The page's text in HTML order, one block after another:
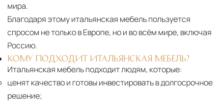
мира.
Благодаря этому итальянская мебель пользуется
спросом не только в Европе, но и во всём мире, включая
Россию.
КОМУ ПОДХОДИТ ИТАЛЬЯНСКАЯ МЕБЕЛЬ?
Итальянская мебель подходит людям, которые:
ценят качество и готовы инвестировать в долгосрочное
решение;